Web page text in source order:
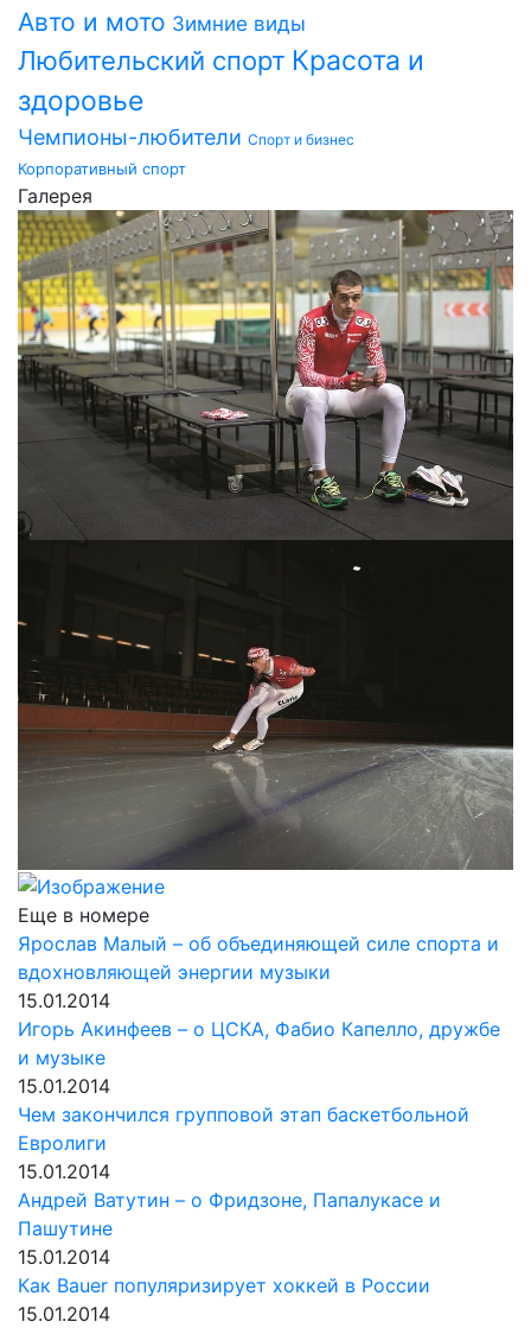
Авто и мото Зимние виды
Любительский спорт Красота и
здоровье
Чемпионы-любители Спорт и бизнес
Корпоративный спорт
Галерея
Еще в номере
Ярослав Малый – об объединяющей силе спорта и
вдохновляющей энергии музыки
15.01.2014
Игорь Акинфеев – о ЦСКА, Фабио Капелло, дружбе
и музыке
15.01.2014
Чем закончился групповой этап баскетбольной
Евролиги
15.01.2014
Андрей Ватутин – о Фридзоне, Папалукасе и
Пашутине
15.01.2014
Как Bauer популяризирует хоккей в России
15.01.2014